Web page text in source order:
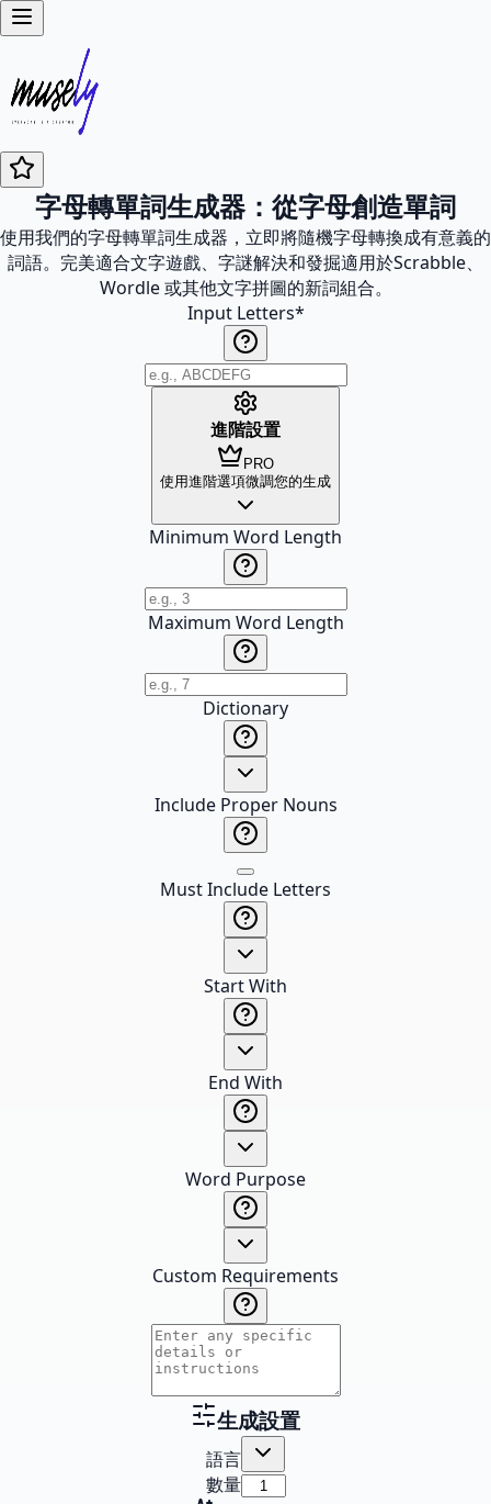
字母轉單詞生成器：從字母創造單詞
使用我們的字母轉單詞生成器，立即將隨機字母轉換成有意義的
詞語。完美適合文字遊戲、字謎解決和發掘適用於Scrabble、
Wordle 或其他文字拼圖的新詞組合。
Input Letters*
進階設置
PRO
使用進階選項微調您的生成
Minimum Word Length
Maximum Word Length
Dictionary
Include Proper Nouns
Must Include Letters
Start With
End With
Word Purpose
Custom Requirements
生成設置
語言
數量